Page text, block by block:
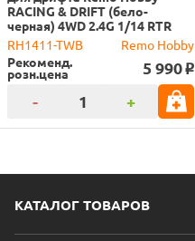
RACING & DRIFT (бело-
черная) 4WD 2.4G 1/14 RTR
RH1411-TWB
Remo Hobby
Рекоменд.
розн.цена 5 990 o
- +
КАТАЛОГ ТОВАРОВ